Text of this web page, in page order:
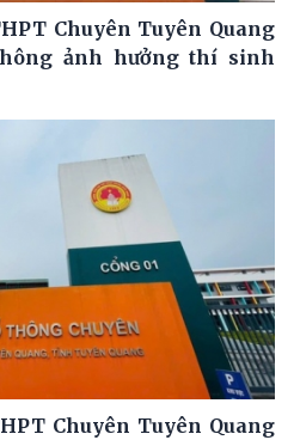
Chuyên Tuyên Quang
ảnh hưởng thí sinh
Chuyên Tuyên Quang